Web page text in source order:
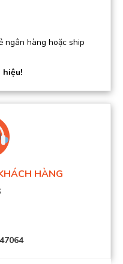
ngân hàng hoặc ship
hiệu!
HÀNG